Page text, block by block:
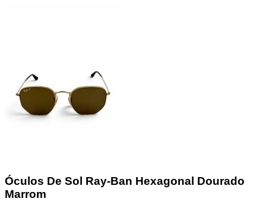
Óculos De Sol Ray-Ban Hexagonal Dourado
Marrom